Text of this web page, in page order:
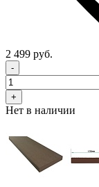
2 499 руб.
-
+
Нет в наличии